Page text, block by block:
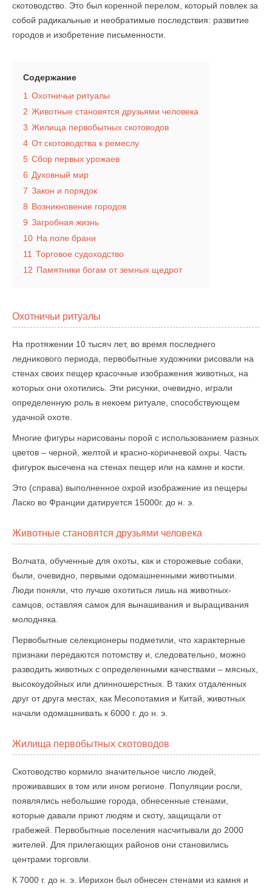
скотоводство. Это был коренной перелом, который повлек за
собой радикальные и необратимые последствия: развитие
городов и изобретение письменности.
Содержание
1 Охотничьи ритуалы
2 Животные становятся друзьями человека
3 Жилища первобытных скотоводов
4 От скотоводства к ремеслу
5 Сбор первых урожаев
6 Духовный мир
7 Закон и порядок
8 Возникновение городов
9 Загробная жизнь
10 На поле брани
11 Торговое судоходство
12 Памятники богам от земных щедрот
Охотничьи ритуалы
На протяжении 10 тысяч лет, во время последнего
ледникового периода, первобытные художники рисовали на
стенах своих пещер красочные изображения животных, на
которых они охотились. Эти рисунки, очевидно, играли
определенную роль в некоем ритуале, способствующем
удачной охоте.
Многие фигуры нарисованы порой с использованием разных
цветов – черной, желтой и красно-коричневой охры. Часть
фигурок высечена на стенах пещер или на камне и кости.
Это (справа) выполненное охрой изображение из пещеры
Ласко во Франции датируется 15000г. до н. э.
Животные становятся друзьями человека
Волчата, обученные для охоты, как и сторожевые собаки,
были, очевидно, первыми одомашненными животными.
Люди поняли, что лучше охотиться лишь на животных-
самцов, оставляя самок для вынашивания и выращивания
молодняка.
Первобытные селекционеры подметили, что характерные
признаки передаются потомству и, следовательно, можно
разводить животных с определенными качествами – мясных,
высокоудойных или длинношерстных. В таких отдаленных
друг от друга местах, как Месопотамия и Китай, животных
начали одомашнивать к 6000 г. до н. э.
Жилища первобытных скотоводов
Скотоводство кормило значительное число людей,
проживавших в том или ином регионе. Популяции росли,
появлялись небольшие города, обнесенные стенами,
которые давали приют людям и скоту, защищали от
грабежей. Первобытные поселения насчитывали до 2000
жителей. Для прилегающих районов они становились
центрами торговли.
К 7000 г. до н. э. Иерихон был обнесен стенами из камня и